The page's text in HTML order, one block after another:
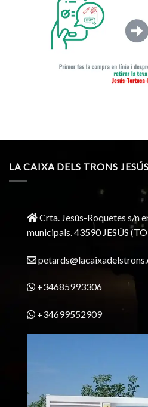
LA CAIXA DELS TRONS JESÚS
Crta. Jesús-Roquetes s/n
municipals. 43590 JESÚS
+34685993306
+34699552909